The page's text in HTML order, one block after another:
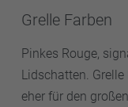
Grelle Farben
Pinkes Rouge,
Lidschatten.
eher für den